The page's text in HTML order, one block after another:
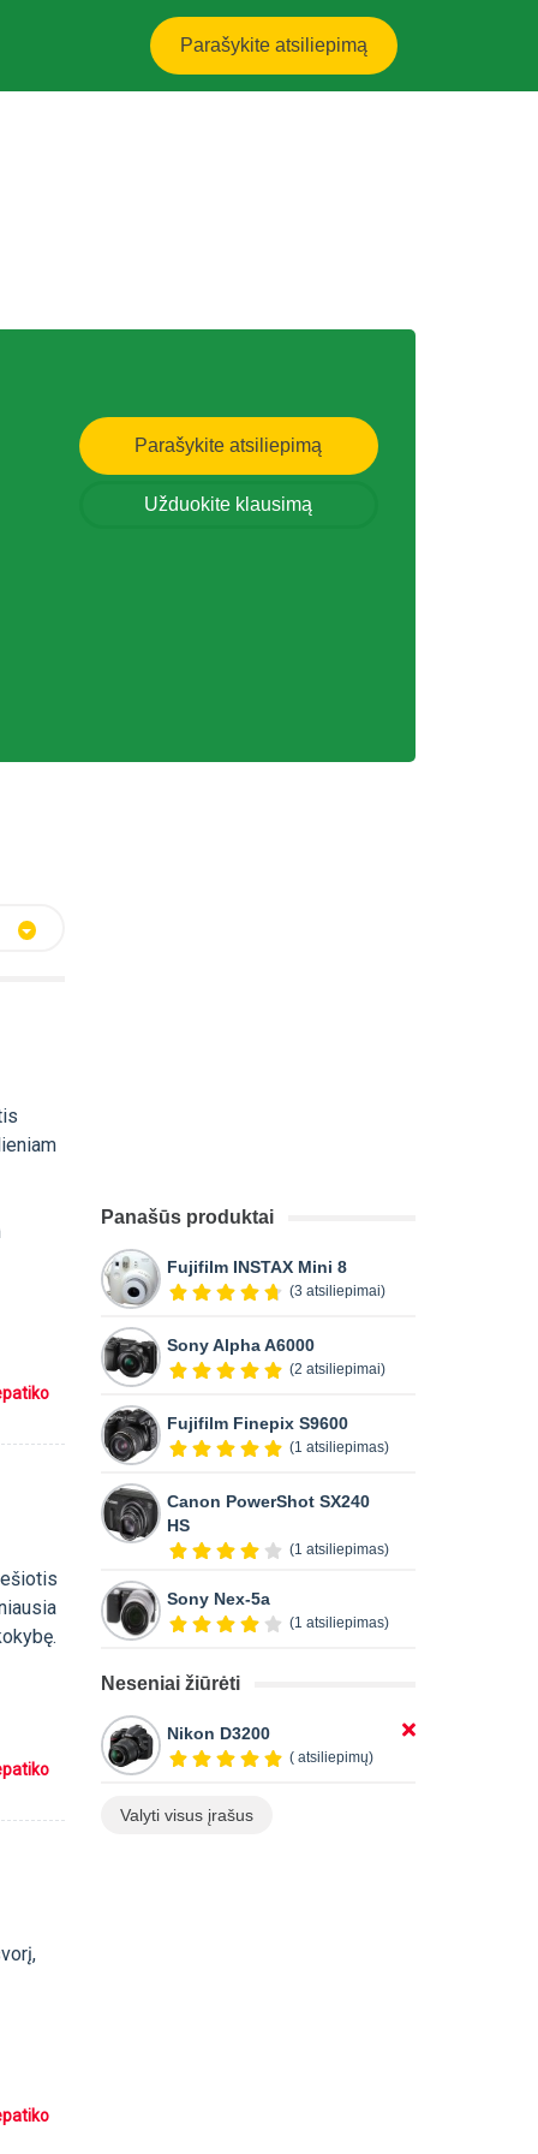
Parašykite atsiliepimą
Parašykite atsiliepimą
Užduokite klausimą
Panašūs produktai
Fujifilm INSTAX Mini 8
(3 atsiliepimai)
Sony Alpha A6000
(2 atsiliepimai)
Fujifilm Finepix S9600
(1 atsiliepimas)
Canon PowerShot SX240
HS
(1 atsiliepimas)
Sony Nex-5a
(1 atsiliepimas)
Neseniai žiūrėti
Nikon D3200
( atsiliepimų)
Valyti visus įrašus